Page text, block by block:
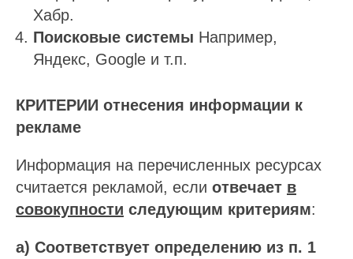
Хабр.
Поисковые системы Например,
Яндекс, Google и т.п.
КРИТЕРИИ отнесения информации к
рекламе
Информация на перечисленных ресурсах
считается рекламой, если отвечает в
совокупности следующим критериям:
а) Соответствует определению из п. 1